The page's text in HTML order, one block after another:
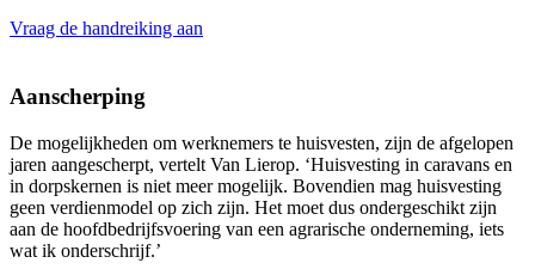
Vraag de handreiking aan
Aanscherping
De mogelijkheden om werknemers te huisvesten, zijn de afgelopen
jaren aangescherpt, vertelt Van Lierop. ‘Huisvesting in caravans en
in dorpskernen is niet meer mogelijk. Bovendien mag huisvesting
geen verdienmodel op zich zijn. Het moet dus ondergeschikt zijn
aan de hoofdbedrijfsvoering van een agrarische onderneming, iets
wat ik onderschrijf.’